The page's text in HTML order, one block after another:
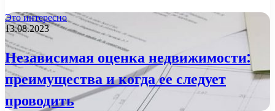
Это интересно
13.08.2023
Независимая оценка недвижимости:
преимущества и когда ее следует
проводить